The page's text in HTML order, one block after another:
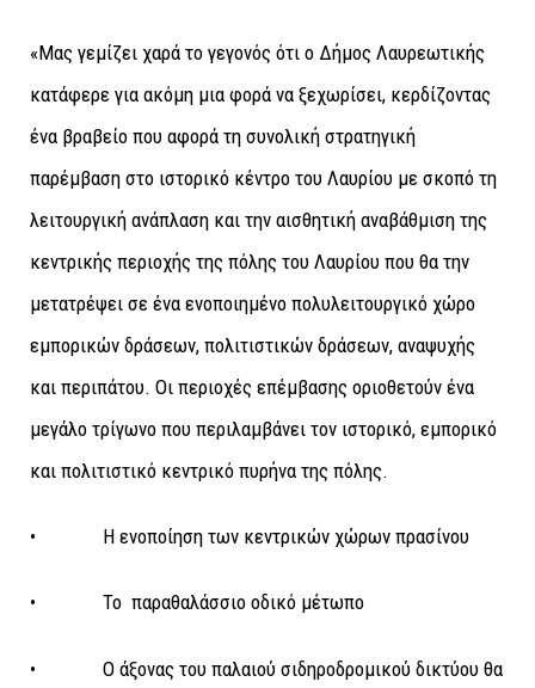
«Μας γεμίζει χαρά το γεγονός ότι ο Δήμος Λαυρεωτικής
κατάφερε για ακόμη μια φορά να ξεχωρίσει, κερδίζοντας
ένα βραβείο που αφορά τη συνολική στρατηγική
παρέμβαση στο ιστορικό κέντρο του Λαυρίου με σκοπό τη
λειτουργική ανάπλαση και την αισθητική αναβάθμιση της
κεντρικής περιοχής της πόλης του Λαυρίου που θα την
μετατρέψει σε ένα ενοποιημένο πολυλειτουργικό χώρο
εμπορικών δράσεων, πολιτιστικών δράσεων, αναψυχής
και περιπάτου. Οι περιοχές επέμβασης οριοθετούν ένα
μεγάλο τρίγωνο που περιλαμβάνει τον ιστορικό, εμπορικό
και πολιτιστικό κεντρικό πυρήνα της πόλης.
• Η ενοποίηση των κεντρικών χώρων πρασίνου
• Το παραθαλάσσιο οδικό μέτωπο
• Ο άξονας του παλαιού σιδηροδρομικού δικτύου θα